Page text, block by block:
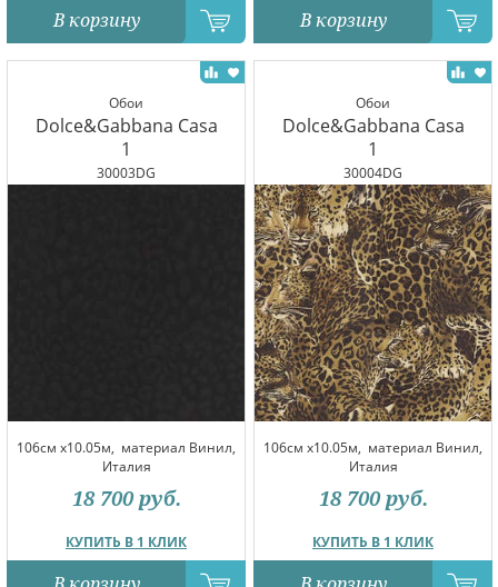
В корзину В корзину
Обои
Dolce&Gabbana Casa
1
30003DG
106см x10.05м, материал Винил,
Италия
КУПИТЬ В 1 КЛИК
18 700 руб.
Обои
Dolce&Gabbana Casa
1
30004DG
106см x10.05м, материал Винил,
Италия
КУПИТЬ В 1 КЛИК
18 700 руб.